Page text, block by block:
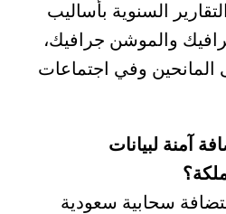
السنوية بأساليب
والموشن جرافيك،
وفي اجتماعات
آمنة لبيانات
سحابية سعودية